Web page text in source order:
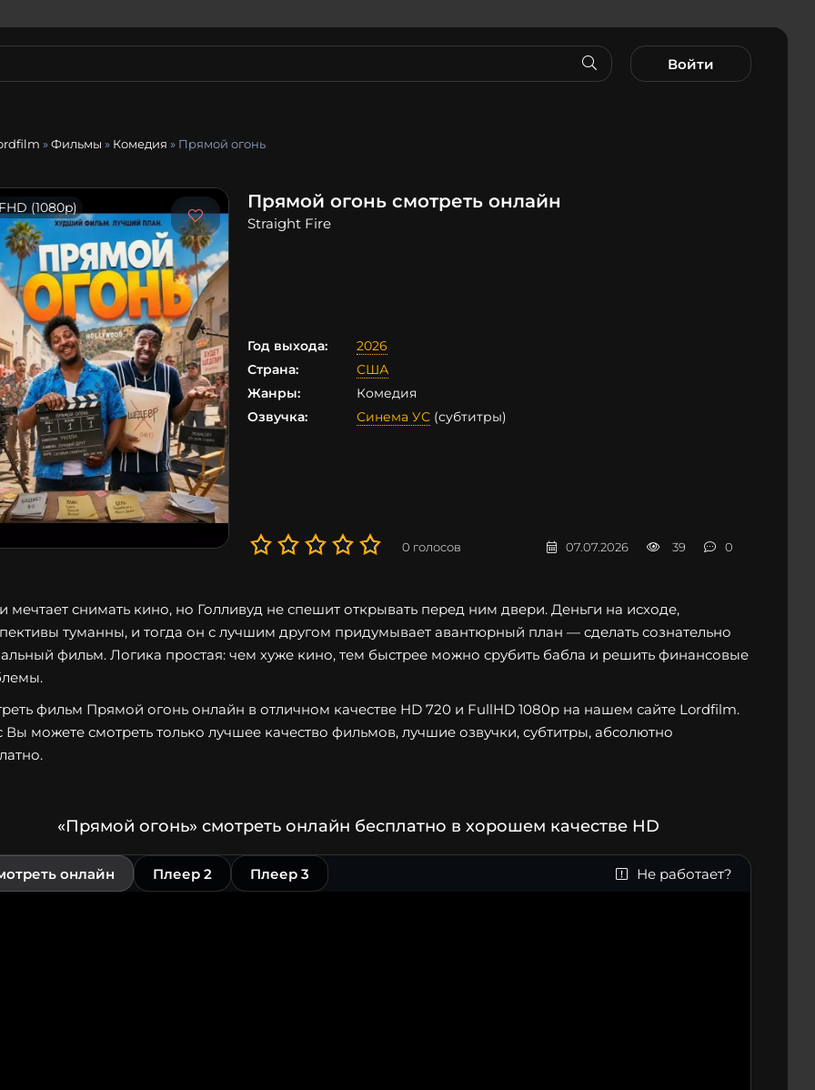
Войти
»Фильмы » Комедия » Прямой огонь
(1080p) Прямой огонь смотреть онлайн
Straight Fire
Год выхода:
2026
Страна:
США
Жанры:
Комедия
Озвучка:
Синема УС (субтитры)
0 голосов 07.07.2026 39 0
мечтает снимать кино, но Голливуд не спешит открывать перед ним двери. Деньги на исходе,
туманны, и тогда он с лучшим другом придумывает авантюрный план — сделать сознательно
фильм. Логика простая: чем хуже кино, тем быстрее можно срубить бабла и решить финансовые
фильм Прямой огонь онлайн в отличном качестве HD 720 и FullHD 1080p на нашем сайте Lordfilm.
Вы можете смотреть только лучшее качество фильмов, лучшие озвучки, субтитры, абсолютно
«Прямой огонь» смотреть онлайн бесплатно в хорошем качестве HD
онлайн Плеер 2 Плеер 3 Не работает?